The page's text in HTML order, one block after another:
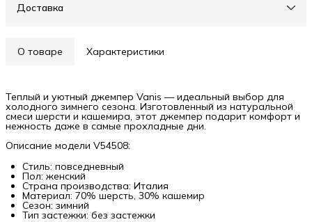
Доставка
О товаре Характеристики
Теплый и уютный джемпер Vanis — идеальный выбор для
холодного зимнего сезона. Изготовленный из натуральной
смеси шерсти и кашемира, этот джемпер подарит комфорт и
нежность даже в самые прохладные дни.
Описание модели V54508:
Стиль: повседневный
Пол: женский
Страна производства: Италия
Материал: 70% шерсть, 30% кашемир
Сезон: зимний
Тип застежки: без застежки